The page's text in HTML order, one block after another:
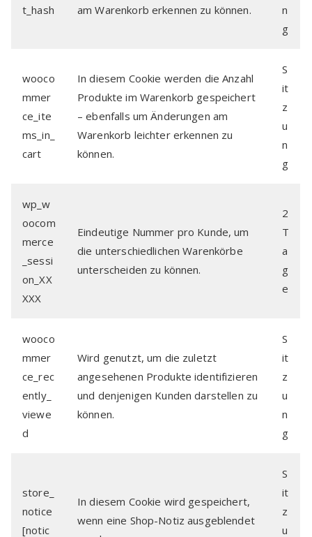
t_hash
am Warenkorb erkennen zu können.
n
g
wooco
mmer
ce_ite
ms_in_
cart
In diesem Cookie werden die Anzahl
Produkte im Warenkorb gespeichert
– ebenfalls um Änderungen am
Warenkorb leichter erkennen zu
können.
S
it
z
u
n
g
wp_w
oocom
merce
_sessi
on_XX
XXX
Eindeutige Nummer pro Kunde, um
die unterschiedlichen Warenkörbe
unterscheiden zu können.
2
T
a
g
e
wooco
mmer
ce_rec
ently_
viewe
d
Wird genutzt, um die zuletzt
angesehenen Produkte identifizieren
und denjenigen Kunden darstellen zu
können.
S
it
z
u
n
g
store_
notice
[notic
In diesem Cookie wird gespeichert,
wenn eine Shop-Notiz ausgeblendet
S
it
z
u